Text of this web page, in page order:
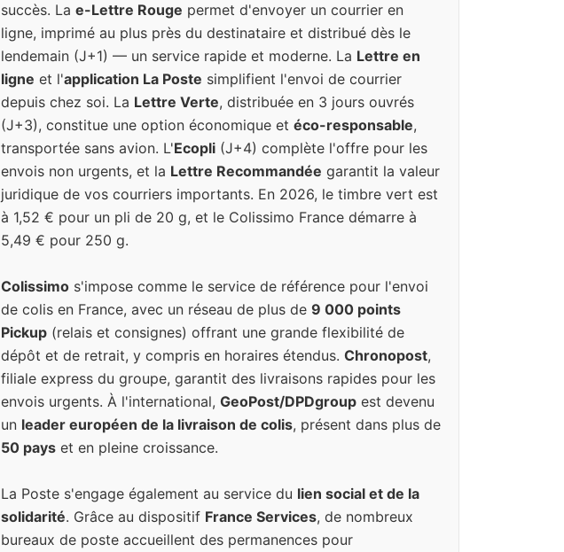
succès. La e-Lettre Rouge permet d'envoyer un courrier en
ligne, imprimé au plus près du destinataire et distribué dès le
lendemain (J+1) — un service rapide et moderne. La Lettre en
ligne et l'application La Poste simplifient l'envoi de courrier
depuis chez soi. La Lettre Verte, distribuée en 3 jours ouvrés
(J+3), constitue une option économique et éco-responsable,
transportée sans avion. L'Ecopli (J+4) complète l'offre pour les
envois non urgents, et la Lettre Recommandée garantit la valeur
juridique de vos courriers importants. En 2026, le timbre vert est
à 1,52 € pour un pli de 20 g, et le Colissimo France démarre à
5,49 € pour 250 g.
Colissimo s'impose comme le service de référence pour l'envoi
de colis en France, avec un réseau de plus de 9 000 points
Pickup (relais et consignes) offrant une grande flexibilité de
dépôt et de retrait, y compris en horaires étendus. Chronopost,
filiale express du groupe, garantit des livraisons rapides pour les
envois urgents. À l'international, GeoPost/DPDgroup est devenu
un leader européen de la livraison de colis, présent dans plus de
50 pays et en pleine croissance.
La Poste s'engage également au service du lien social et de la
solidarité. Grâce au dispositif France Services, de nombreux
bureaux de poste accueillent des permanences pour